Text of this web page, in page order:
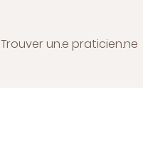
Trouver un.e praticien.ne